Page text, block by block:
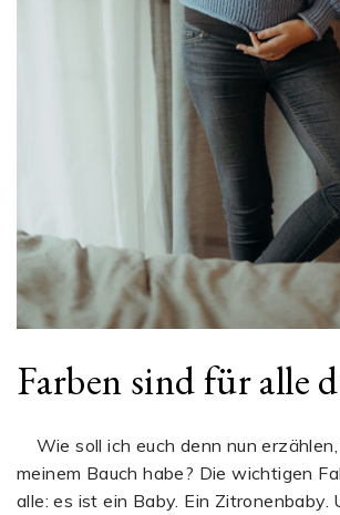
Farben sind für alle
Wie soll ich euch denn nun
meinem Bauch habe? Die wichtigen
alle: es ist ein Baby. Ein Zitronenbaby.